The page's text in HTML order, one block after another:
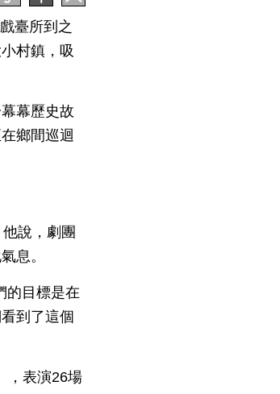
臺所到之
村鎮，吸
幕歷史故
鄉間巡迴
說，劇團
息。
的目標是在
到了這個
，表演26場